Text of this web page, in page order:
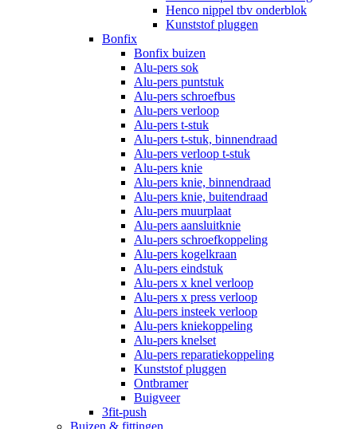
Henco nippel tbv onderblok
Kunststof pluggen
Bonfix
Bonfix buizen
Alu-pers sok
Alu-pers puntstuk
Alu-pers schroefbus
Alu-pers verloop
Alu-pers t-stuk
Alu-pers t-stuk, binnendraad
Alu-pers verloop t-stuk
Alu-pers knie
Alu-pers knie, binnendraad
Alu-pers knie, buitendraad
Alu-pers muurplaat
Alu-pers aansluitknie
Alu-pers schroefkoppeling
Alu-pers kogelkraan
Alu-pers eindstuk
Alu-pers x knel verloop
Alu-pers x press verloop
Alu-pers insteek verloop
Alu-pers kniekoppeling
Alu-pers knelset
Alu-pers reparatiekoppeling
Kunststof pluggen
Ontbramer
Buigveer
3fit-push
Buizen & fittingen